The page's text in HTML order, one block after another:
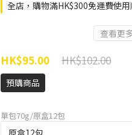
全店，購物滿HK$300免運費使
查看更
HK$102.00
HK$95.00
預購商品
單包70g/原盒12包